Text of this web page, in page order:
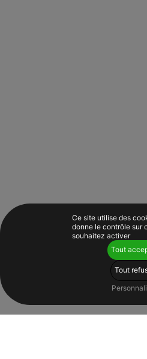
Ce site utilise des
donne le contrôle sur
souhaitez activer
Tout
Tout